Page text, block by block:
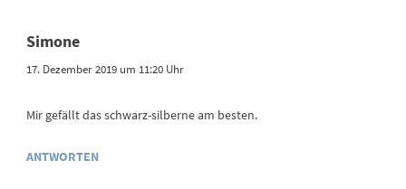
Simone
17. Dezember 2019 um 11:20 Uhr
Mir gefällt das schwarz-silberne am besten.
ANTWORTEN